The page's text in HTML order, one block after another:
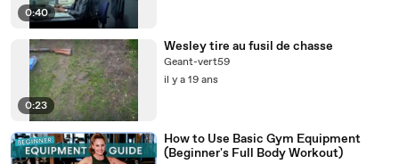
0:40
0:23
Wesley tire au fusil de chasse
Geant-vert59
il y a 19 ans
How to Use Basic Gym Equipment
(Beginner's Full Body Workout)